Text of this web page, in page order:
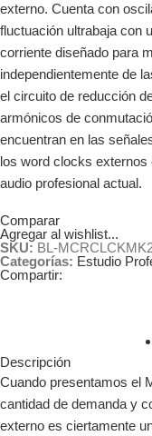
externo. Cuenta con
fluctuación ultrabaja con
corriente diseñado para
independientemente de
el circuito de reducción
armónicos de
encuentran en las
los word clocks externos
audio profesional actual.
Comparar
Agregar al wishlist...
SKU: BL-
Categorías: Estudio
Compartir:
Descripción
Cuando presentamos el
cantidad de demanda y
externo es ciertamente